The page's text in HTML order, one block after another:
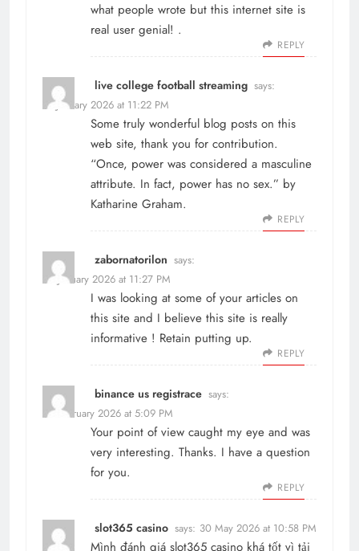
what people wrote but this internet site is
real user genial! .
REPLY
live college football streaming says:
12 January 2026 at 11:22 PM
Some truly wonderful blog posts on this
web site, thank you for contribution.
“Once, power was considered a masculine
attribute. In fact, power has no sex.” by
Katharine Graham.
REPLY
zabornatorilon says:
20 January 2026 at 11:27 PM
I was looking at some of your articles on
this site and I believe this site is really
informative ! Retain putting up.
REPLY
binance us registrace says:
15 February 2026 at 5:09 PM
Your point of view caught my eye and was
very interesting. Thanks. I have a question
for you.
REPLY
slot365 casino says: 30 May 2026 at 10:58 PM
Mình đánh giá slot365 casino khá tốt vì tải